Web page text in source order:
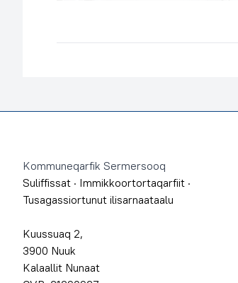
Kommuneqarfik Sermersooq
Suliffissat · Immikkoortortaqarfiit ·
Tusagassiortunut ilisarnaataalu
Kuussuaq 2,
3900 Nuuk
Kalaallit Nunaat